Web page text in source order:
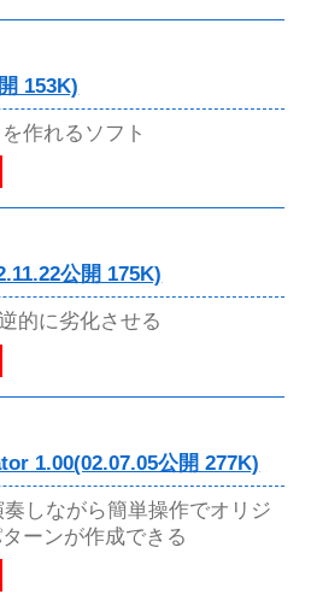
153K)
作れるソフト
公開 175K)
的に劣化させる
1.00(02.07.05公開 277K)
しながら簡単操作でオリジ
ーンが作成できる